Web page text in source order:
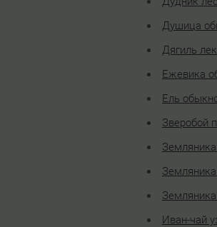
Душица
Дягиль
Ежевика
Ель
Зверобой
Иван-чай